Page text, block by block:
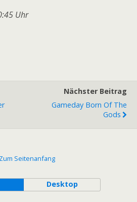
Uhr
Nächster Beitrag
Gameday Born Of The
Gods
Zum Seitenanfang
Desktop